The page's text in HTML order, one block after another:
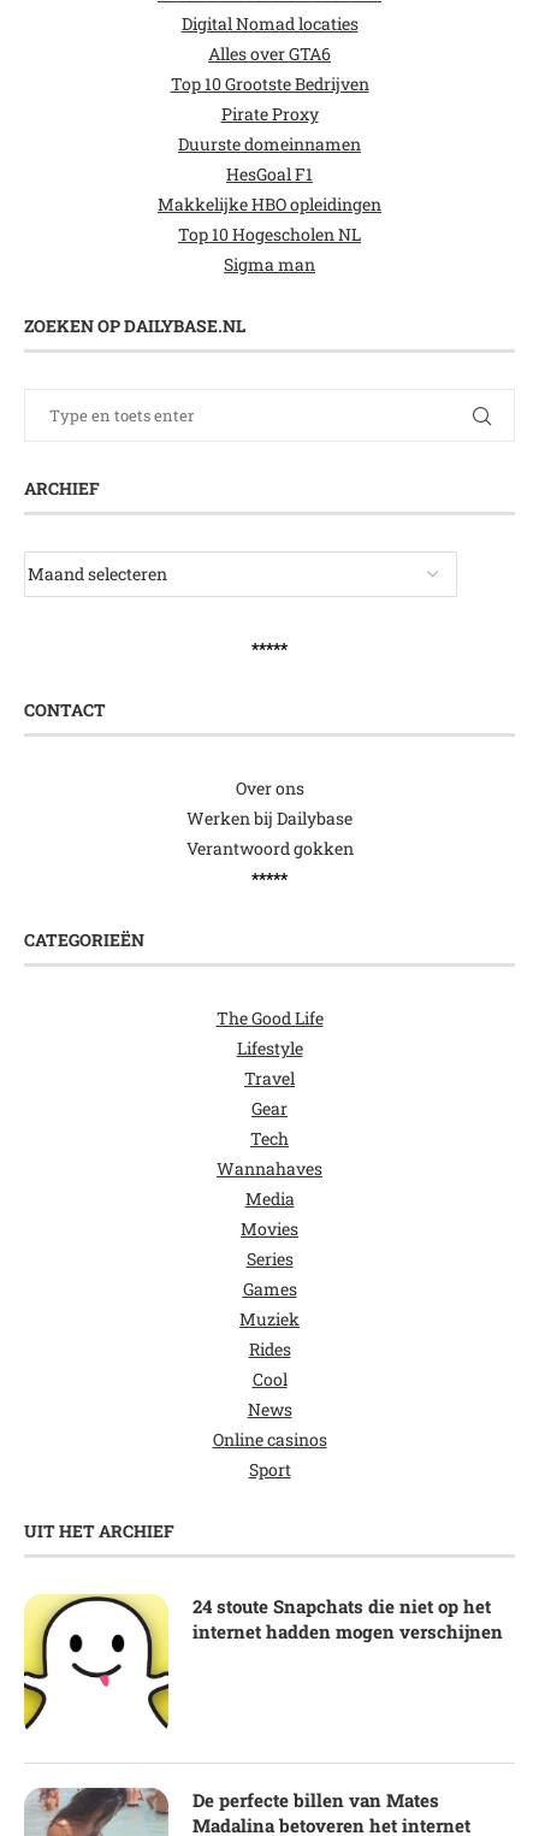
Digital Nomad locaties
Alles over GTA6
Top 10 Grootste Bedrijven
Pirate Proxy
Duurste domeinnamen
HesGoal F1
Makkelijke HBO opleidingen
Top 10 Hogescholen NL
Sigma man
ZOEKEN OP DAILYBASE.NL
ARCHIEF
*****
CONTACT
Over ons
Werken bij Dailybase
Verantwoord gokken
*****
CATEGORIEËN
The Good Life
Lifestyle
Travel
Gear
Tech
Wannahaves
Media
Movies
Series
Games
Muziek
Rides
Cool
News
Online casinos
Sport
UIT HET ARCHIEF
24 stoute Snapchats die niet op het
internet hadden mogen verschijnen
De perfecte billen van Mates
Madalina betoveren het internet